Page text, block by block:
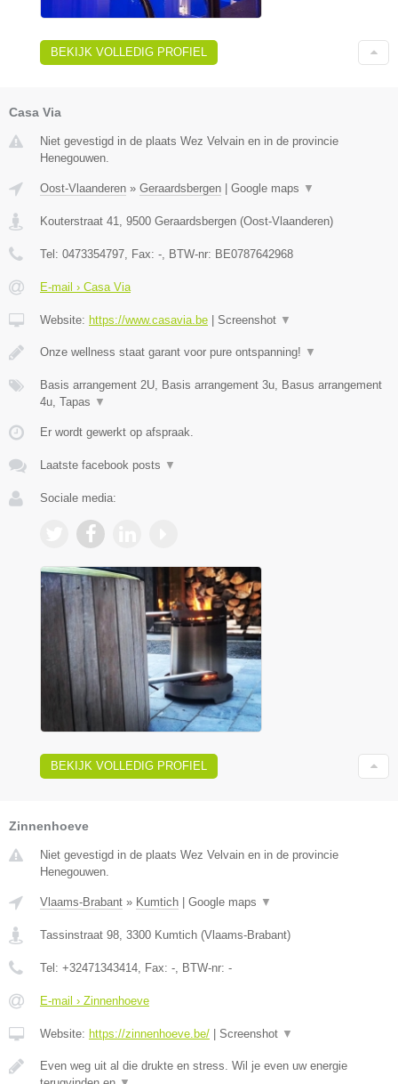
BEKIJK VOLLEDIG PROFIEL
Casa Via
Niet gevestigd in de plaats Wez Velvain en in de provincie
Henegouwen.
Oost-Vlaanderen » Geraardsbergen Google maps ▼
Kouterstraat 41 9500 Geraardsbergen (Oost-Vlaanderen)
Tel: 0473354797 , Fax: - , BTW-nr: BE0787642968
E-mail › Casa Via
Website: https://www.casavia.be Screenshot ▼
Onze wellness staat garant voor pure ontspanning! ▼
Basis arrangement 2U, Basis arrangement 3u, Basus arrangement
4u, Tapas ▼
Er wordt gewerkt op afspraak.
Laatste facebook posts ▼
Sociale media:
BEKIJK VOLLEDIG PROFIEL
Zinnenhoeve
Niet gevestigd in de plaats Wez Velvain en in de provincie
Henegouwen.
Vlaams-Brabant » Kumtich Google maps ▼
Tassinstraat 98, 3300 Kumtich (Vlaams-Brabant)
Tel: +32471343414, Fax: -, BTW-nr: -
E-mail › Zinnenhoeve
Website: https://zinnenhoeve.be/ Screenshot ▼
Even weg uit al die drukte en stress. Wil je even uw energie